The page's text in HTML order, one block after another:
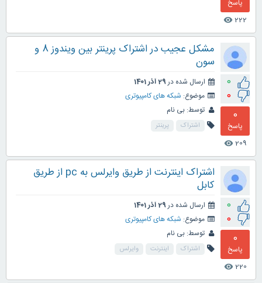
پاسخ
222
visibility
0
0
0
پاسخ
209
visibility
مشکل عجیب در اشتراک پرینتر بین ویندوز 8 و
سون
ارسال شده در29 آذر 1401
موضوع: شبکه های کامپیوتری
توسط: بی نام
اشتراک پرینتر
0
0
0
پاسخ
220
visibility
اشتراک اینترنت از طریق وایرلس به pc از طریق
کابل
ارسال شده در29 آذر 1401
موضوع: شبکه های کامپیوتری
توسط: بی نام
اشتراک اینترنت وایرلس